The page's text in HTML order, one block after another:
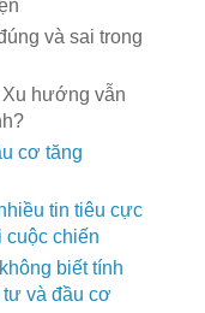
và sai trong
hướng vẫn
cơ tăng
tin tiêu cực
cuộc chiến
biết tính
tư và đầu cơ